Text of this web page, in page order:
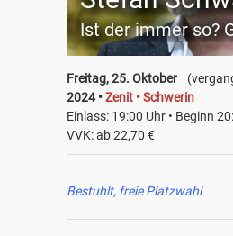
Freitag, 25. Oktober
2024 •Zenit • Schwerin
Einlass: 19:00 Uhr • Beginn
VVK: ab 22,70 €
Bestuhlt, freie Platzwahl